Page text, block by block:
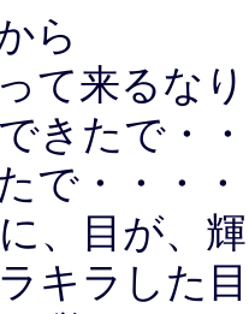
ら
て来るな
できたで・
で・・・
、目が、
キラした